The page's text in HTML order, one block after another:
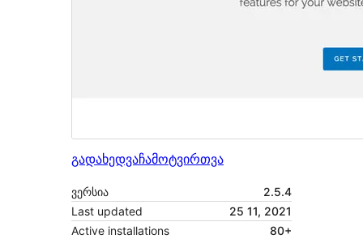
გადახედვაჩამოტვირთვა
ვერსია
2.5.4
Last updated
25 11, 2021
Active installations
80+